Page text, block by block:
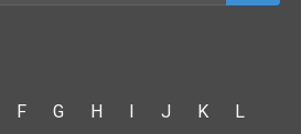
F G H I J K L